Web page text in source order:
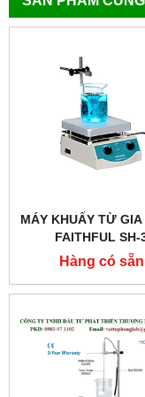
MÁY KHUẤY TỪ GIA
FAITHFUL SH-
Hàng có sẵn